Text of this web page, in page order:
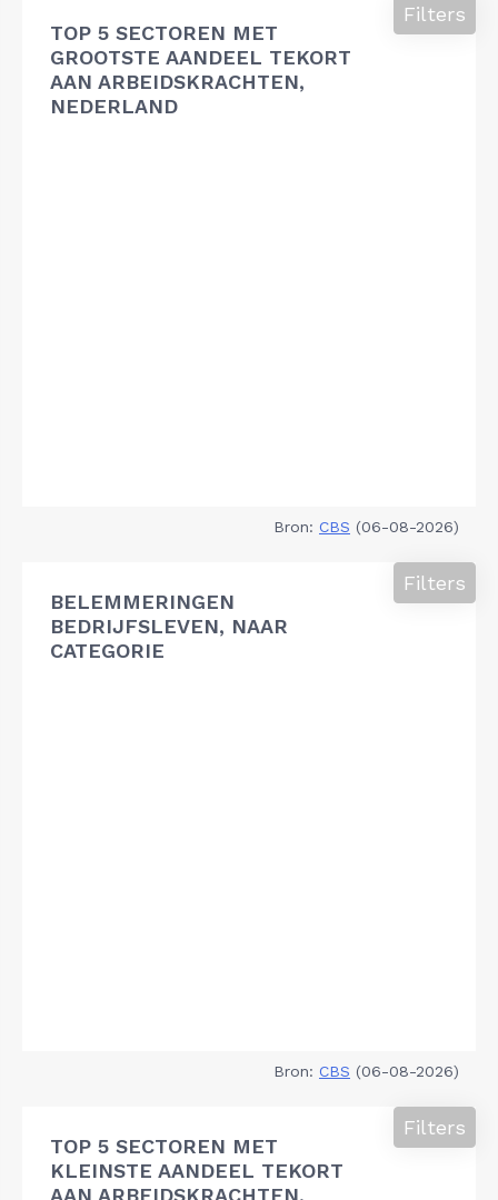
TOP 5 SECTOREN MET
GROOTSTE AANDEEL TEKORT
AAN ARBEIDSKRACHTEN,
NEDERLAND
Filters
Bron: CBS (06-08-2026)
BELEMMERINGEN
BEDRIJFSLEVEN, NAAR
CATEGORIE
Filters
Bron: CBS (06-08-2026)
TOP 5 SECTOREN MET
KLEINSTE AANDEEL TEKORT
AAN ARBEIDSKRACHTEN,
Filters